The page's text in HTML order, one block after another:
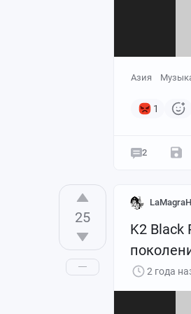
Азия
1
2
25
K2 Black
2 года